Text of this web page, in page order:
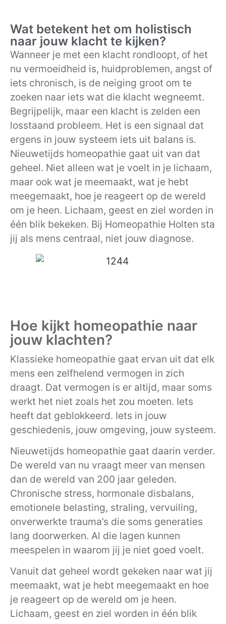
Wat betekent het om holistisch
naar jouw klacht te kijken?
Wanneer je met een klacht rondloopt, of het
nu vermoeidheid is, huidproblemen, angst of
iets chronisch, is de neiging groot om te
zoeken naar iets wat die klacht wegneemt.
Begrijpelijk, maar een klacht is zelden een
losstaand probleem. Het is een signaal dat
ergens in jouw systeem iets uit balans is.
Nieuwetijds homeopathie gaat uit van dat
geheel. Niet alleen wat je voelt in je lichaam,
maar ook wat je meemaakt, wat je hebt
meegemaakt, hoe je reageert op de wereld
om je heen. Lichaam, geest en ziel worden in
één blik bekeken. Bij Homeopathie Holten sta
jij als mens centraal, niet jouw diagnose.
Hoe kijkt homeopathie naar
jouw klachten?
Klassieke homeopathie gaat ervan uit dat elk
mens een zelfhelend vermogen in zich
draagt. Dat vermogen is er altijd, maar soms
werkt het niet zoals het zou moeten. Iets
heeft dat geblokkeerd. Iets in jouw
geschiedenis, jouw omgeving, jouw systeem.
Nieuwetijds homeopathie gaat daarin verder.
De wereld van nu vraagt meer van mensen
dan de wereld van 200 jaar geleden.
Chronische stress, hormonale disbalans,
emotionele belasting, straling, vervuiling,
onverwerkte trauma’s die soms generaties
lang doorwerken. Al die lagen kunnen
meespelen in waarom jij je niet goed voelt.
Vanuit dat geheel wordt gekeken naar wat jij
meemaakt, wat je hebt meegemaakt en hoe
je reageert op de wereld om je heen.
Lichaam, geest en ziel worden in één blik